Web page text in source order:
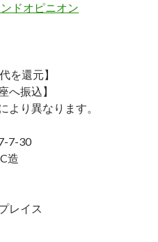
ドオピニオン
を還元】
へ振込】
り異なります。
7-30
造
レイス